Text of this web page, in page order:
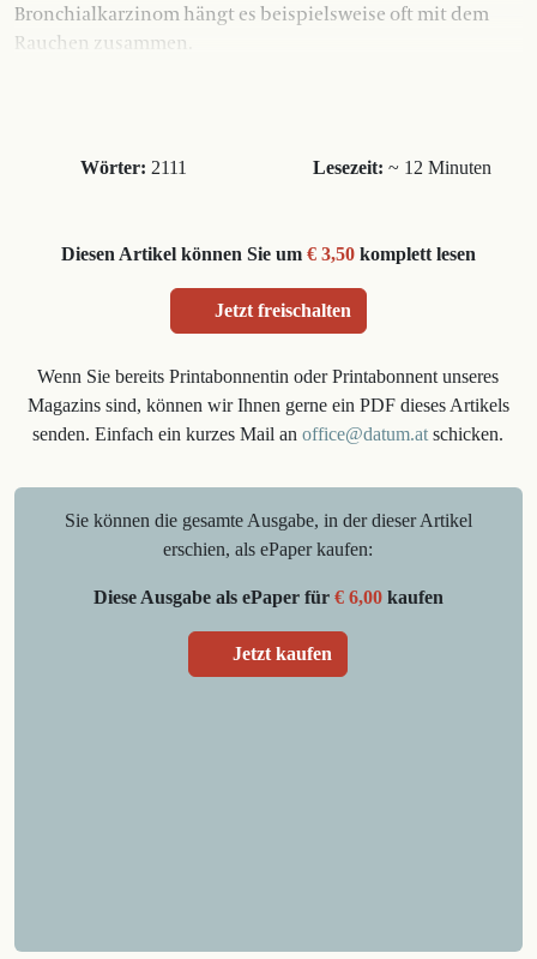
Bronchialkarzinom hängt es beispielsweise oft mit dem
Rauchen zusammen.
Wörter: 2111 Lesezeit: ~ 12 Minuten
Diesen Artikel können Sie um € 3,50komplett lesen
Jetzt freischalten
Wenn Sie bereits Printabonnentin oder Printabonnent unseres
Magazins sind, können wir Ihnen gerne ein PDF dieses Artikels
senden. Einfach ein kurzes Mail anoffice@datum.at schicken.
Sie können die gesamte Ausgabe, in der dieser Artikel
erschien, als ePaper kaufen:
Diese Ausgabe als ePaper für € 6,00kaufen
Jetzt kaufen